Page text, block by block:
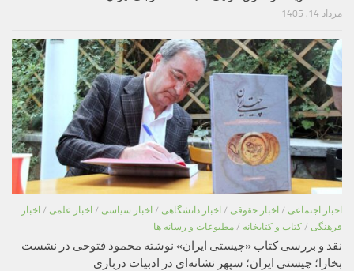
مرداد 14, 1405
اخبار اجتماعی / اخبار حقوقی / اخبار دانشگاهی / اخبار سیاسی / اخبار علمی / اخبار
فرهنگی / کتاب و کتابخانه / مطبوعات و رسانه ها
نقد و بررسی کتاب «چیستی ایران» نوشته محمود فتوحی در نشست
بخارا؛ چیستی ایران؛ سپهر نشانه‌ای در ادبیات درباری